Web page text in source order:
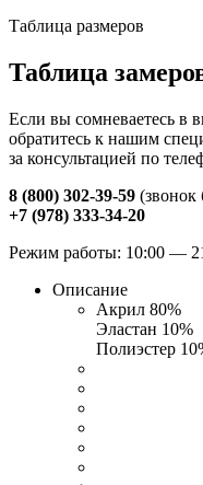
Таблица размеров
Таблица
Если вы сомневаетесь в
обратитесь к нашим
за консультацией по
8 (800) 302-39-59 (звонок
+7 (978) 333-34-20
Режим работы: 10:00 —
Описание
Акрил 80%
Эластан 10%
Полиэстер